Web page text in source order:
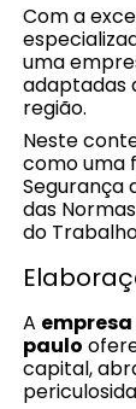
Com a
uma
adaptadas
região.
Neste
como uma
Segurança
das
do
A
paulo
capital,